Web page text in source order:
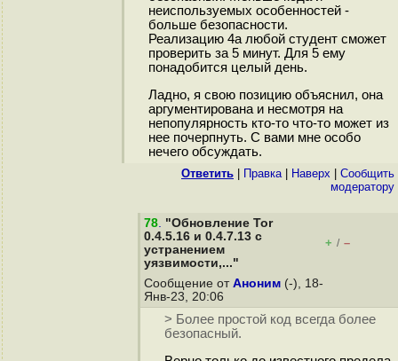
неиспользуемых особенностей -
больше безопасности.
Реализацию 4а любой студент сможет
проверить за 5 минут. Для 5 ему
понадобится целый день.
Ладно, я свою позицию объяснил, она
аргументирована и несмотря на
непопулярность кто-то что-то может из
нее почерпнуть. С вами мне особо
нечего обсуждать.
Ответить Правка| Наверх
Cообщить
модератору
78. "Обновление Tor
0.4.5.16 и 0.4.7.13 с
устранением
уязвимости,..."
+ / –
Сообщение от Аноним (-), 18-
Янв-23, 20:06
> Более простой код всегда более
безопасный.